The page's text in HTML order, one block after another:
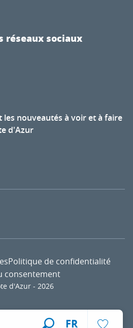
FR
réseaux sociaux
les nouveautés à voir et à faire
d'Azur
d'Azur - 2026
Politique de confidentialité
consentement